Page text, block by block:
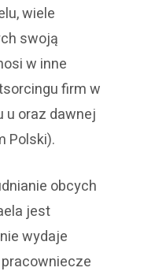
wiele
swoją
w inne
firm w
u oraz dawnej
Polski).
obcych
jest
wydaje